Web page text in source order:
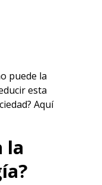
puede la
esta
Aquí
la